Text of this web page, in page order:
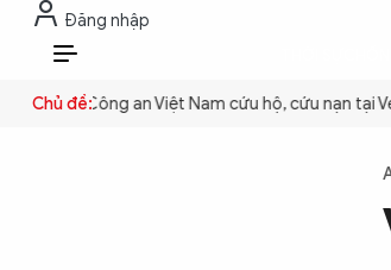
Đăng nhập
VI
Chủ đề:
quyền Công an Việt Nam cứu hộ, cứu nạn tại